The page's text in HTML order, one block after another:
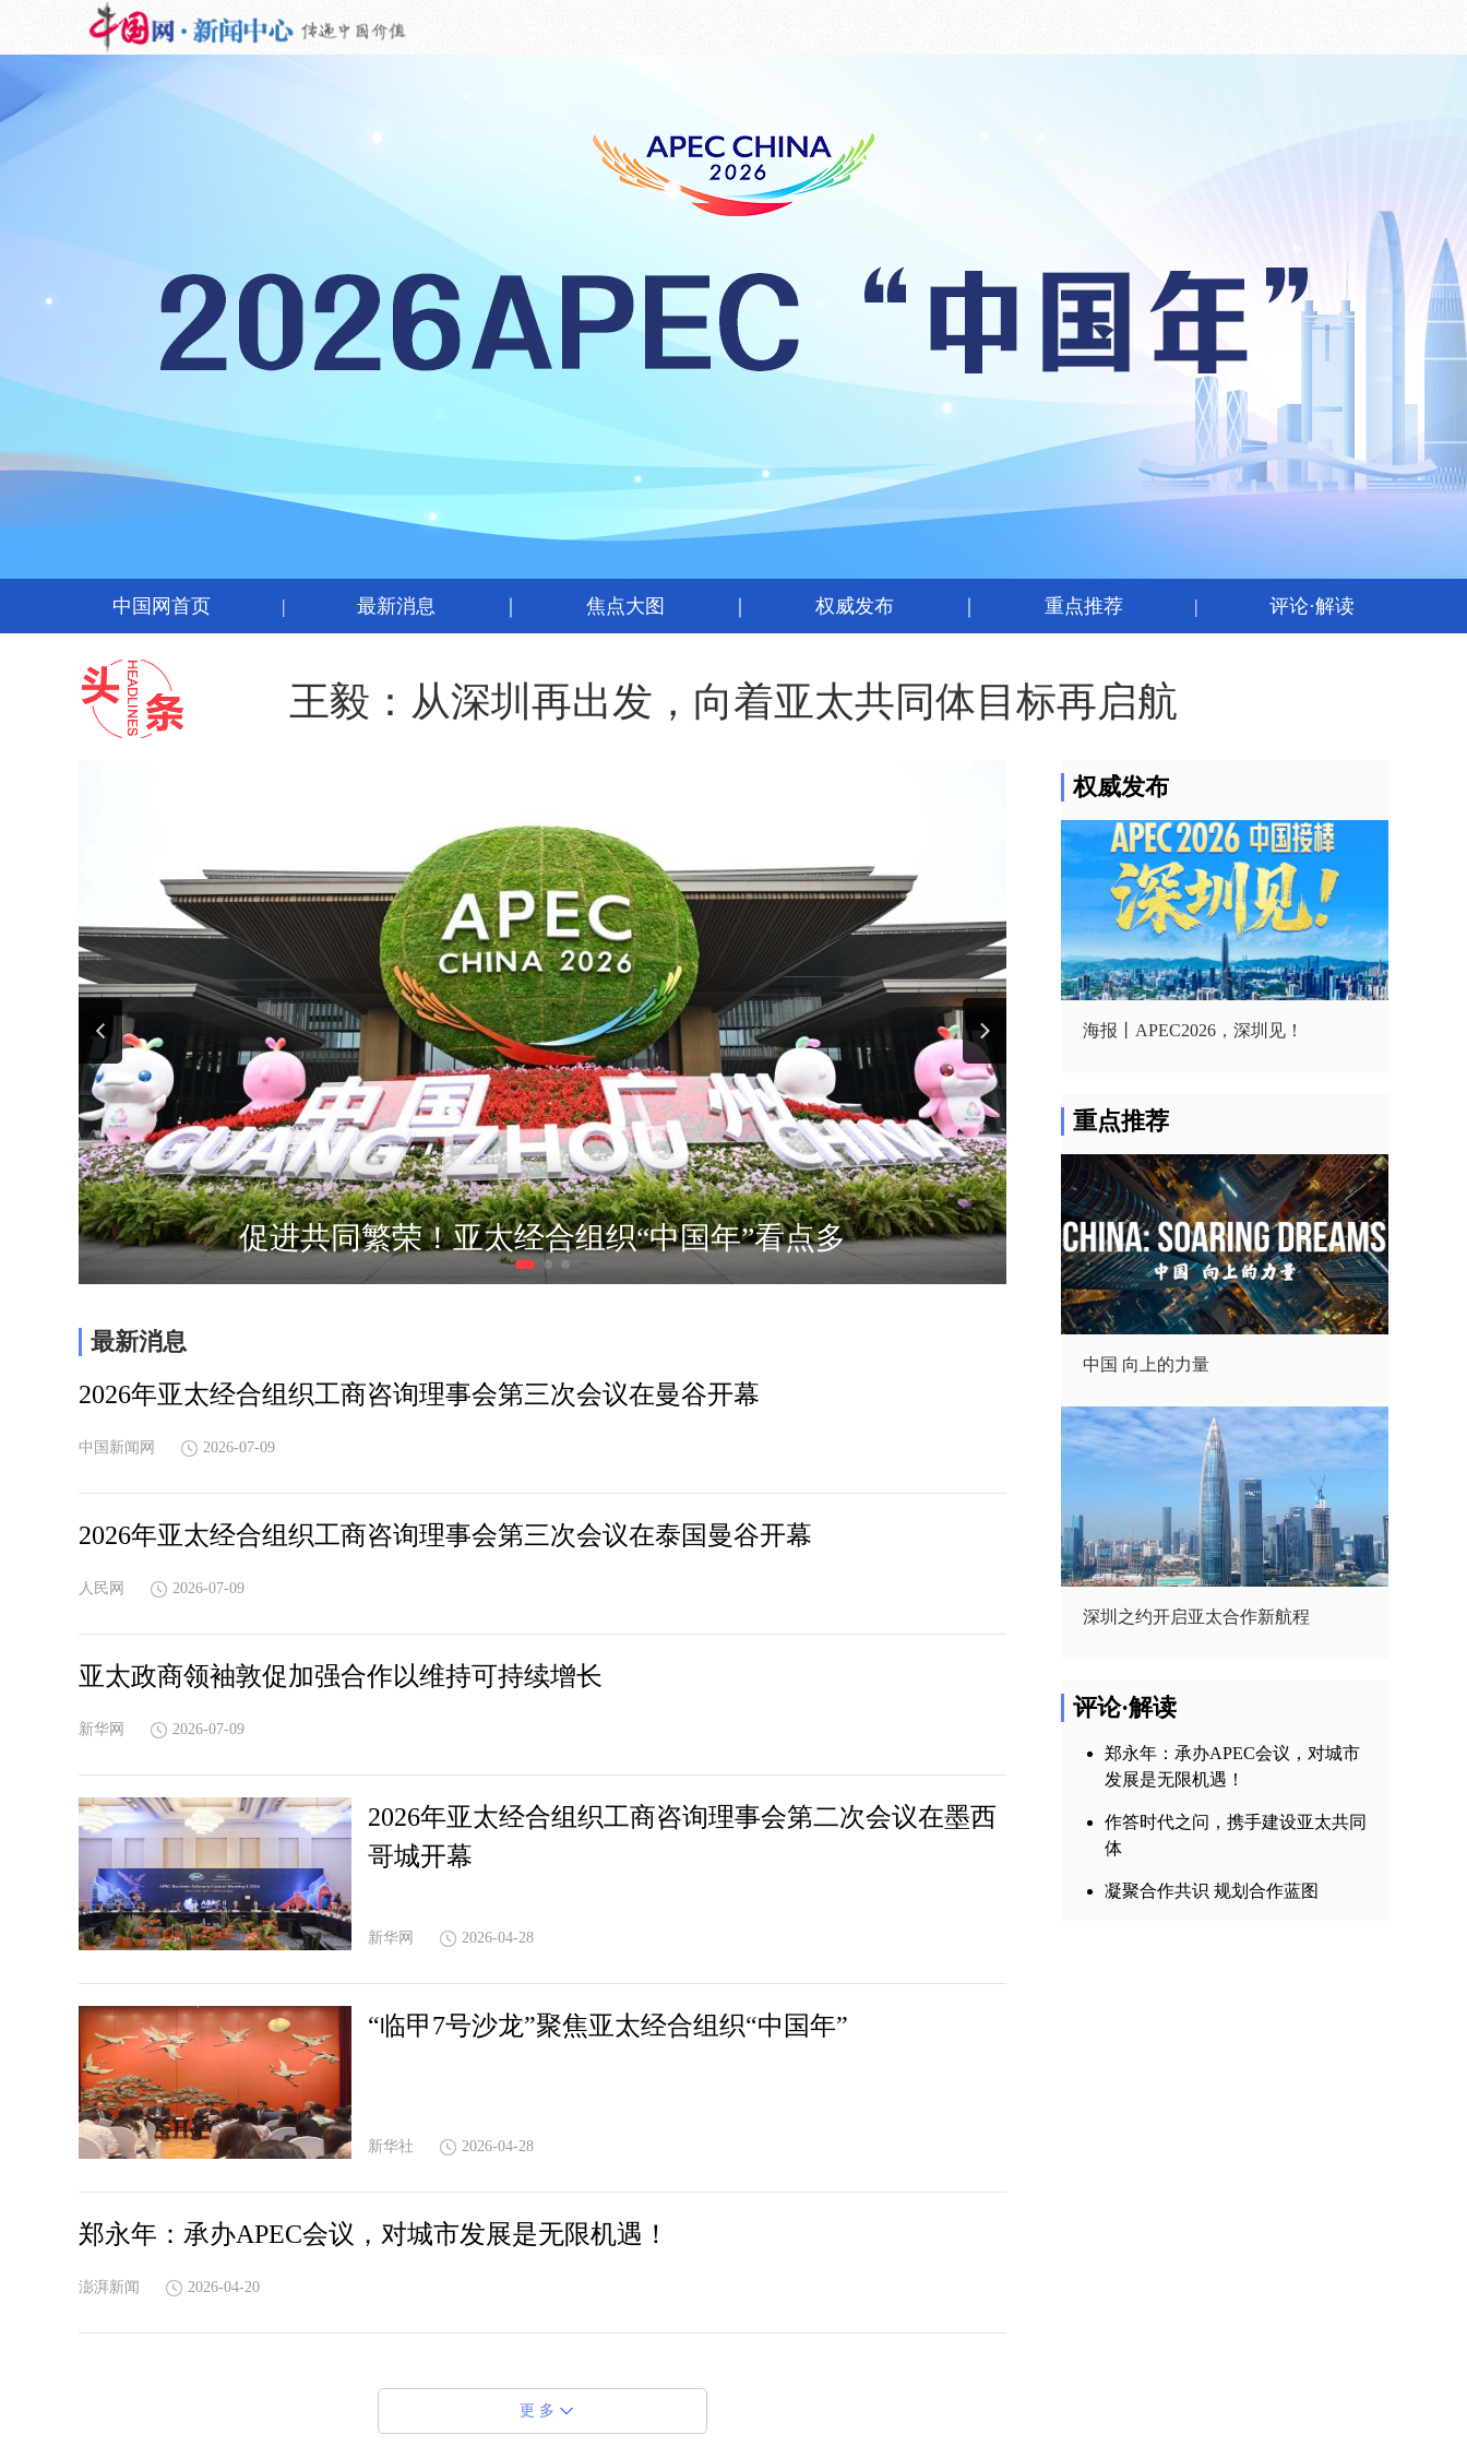
中国网首页 | 最新消息 焦点大图 权威发布 重点推荐 | 评论·解读
王毅：从深圳再出发，向着亚太共同体目标再启航
促进共同繁荣！亚太经合组织“中国年”看点多 读懂深圳专题
最新消息
2026年亚太经合组织工商咨询理事会第三次会议在曼谷开幕
中国新闻网 2026-07-09
2026年亚太经合组织工商咨询理事会第三次会议在泰国曼谷开幕
人民网 2026-07-09
亚太政商领袖敦促加强合作以维持可持续增长
新华网 2026-07-09
2026年亚太经合组织工商咨询理事会第二次会议在墨西
哥城开幕
新华网 2026-04-28
“临甲7号沙龙”聚焦亚太经合组织“中国年”
新华社 2026-04-28
郑永年：承办APEC会议，对城市发展是无限机遇！
澎湃新闻 2026-04-20
更 多
权威发布
海报丨APEC2026，深圳见！
重点推荐
中国 向上的力量
深圳之约开启亚太合作新航程
评论·解读
郑永年：承办APEC会议，对城市
发展是无限机遇！
作答时代之问，携手建设亚太共同
体
凝聚合作共识 规划合作蓝图